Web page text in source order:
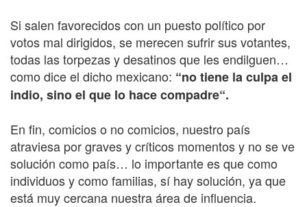
Si salen favorecidos con un puesto político por
votos mal dirigidos, se merecen sufrir sus votantes,
todas las torpezas y desatinos que les endilguen…
como dice el dicho mexicano: “no tiene la culpa el
indio, sino el que lo hace compadre“.
En fin, comicios o no comicios, nuestro país
atraviesa por graves y críticos momentos y no se ve
solución como país… lo importante es que como
individuos y como familias, sí hay solución, ya que
está muy cercana nuestra área de influencia.